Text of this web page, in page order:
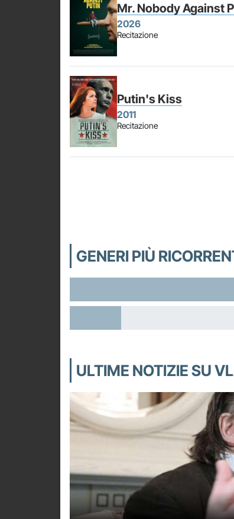
Mr. Nobody Against
2026
Recitazione
Putin's Kiss
2011
Recitazione
GENERI PIÙ
ULTIME NOTIZIE SU